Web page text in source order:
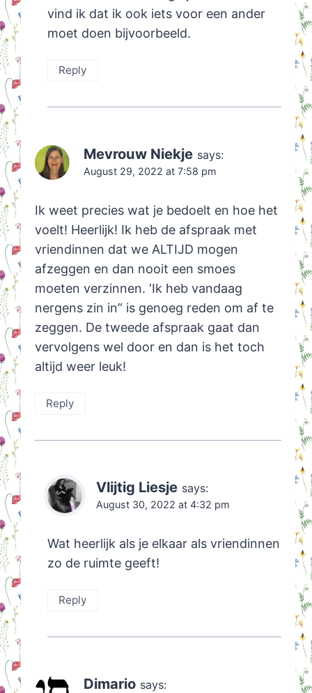
vind ik dat ik ook iets voor een ander
moet doen bijvoorbeeld.
Reply
Mevrouw Niekje says:
August 29, 2022 at 7:58 pm
Ik weet precies wat je bedoelt en hoe het
voelt! Heerlijk! Ik heb de afspraak met
vriendinnen dat we ALTIJD mogen
afzeggen en dan nooit een smoes
moeten verzinnen. ‘Ik heb vandaag
nergens zin in” is genoeg reden om af te
zeggen. De tweede afspraak gaat dan
vervolgens wel door en dan is het toch
altijd weer leuk!
Reply
Vlijtig Liesje says:
August 30, 2022 at 4:32 pm
Wat heerlijk als je elkaar als vriendinnen
zo de ruimte geeft!
Reply
Dimario says: